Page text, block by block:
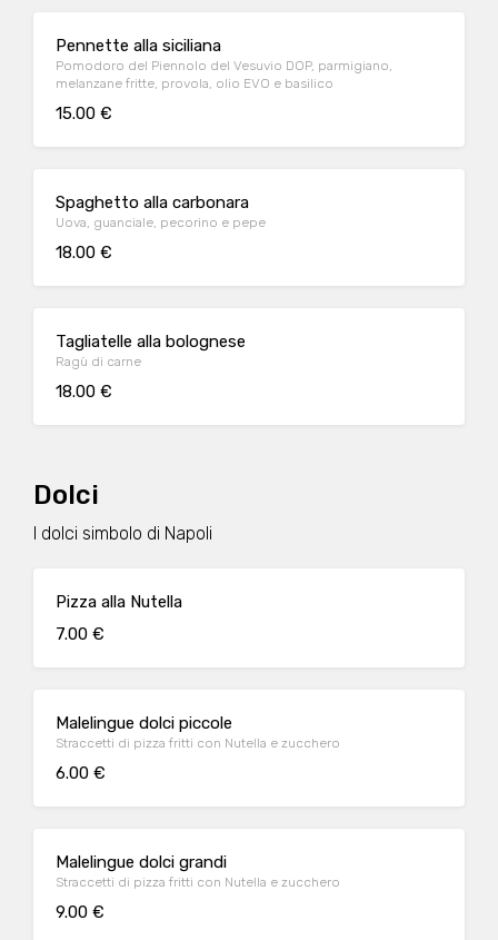
Pennette alla siciliana
Pomodoro del Piennolo del Vesuvio DOP, parmigiano,
melanzane fritte, provola, olio EVO e basilico
15.00 €
Spaghetto alla carbonara
Uova, guanciale, pecorino e pepe
18.00 €
Tagliatelle alla bolognese
Ragù di carne
18.00 €
Dolci
I dolci simbolo di Napoli
Pizza alla Nutella
7.00 €
Malelingue dolci piccole
Straccetti di pizza fritti con Nutella e zucchero
6.00 €
Malelingue dolci grandi
Straccetti di pizza fritti con Nutella e zucchero
9.00 €